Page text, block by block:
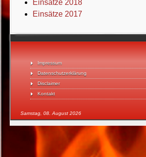
Impressum
Datenschutzerklärung
Disclaimer
Kontakt
Samstag, 08. August 2026
Einsätze 2018
Einsätze 2017